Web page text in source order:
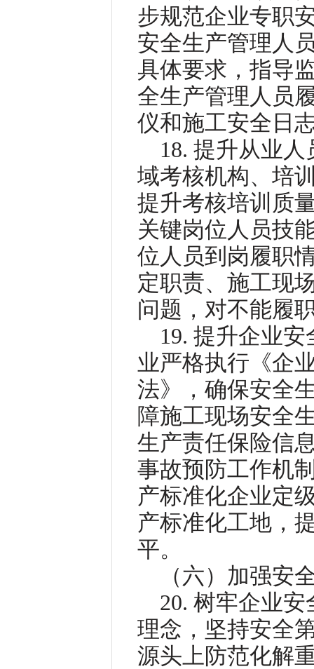
步规范企业专职
安全生产管理人
具体要求，指导
全生产管理人员
仪和施工安全日
18. 提升从业
域考核机构、培
提升考核培训质
关键岗位人员技
位人员到岗履职
定职责、施工现
问题，对不能履
19. 提升企业
业严格执行《企
法》，确保安全
障施工现场安全
生产责任保险信
事故预防工作机
产标准化企业定
产标准化工地，
平。
（六）加强安
20. 树牢企业
理念，坚持安全
源头上防范化解